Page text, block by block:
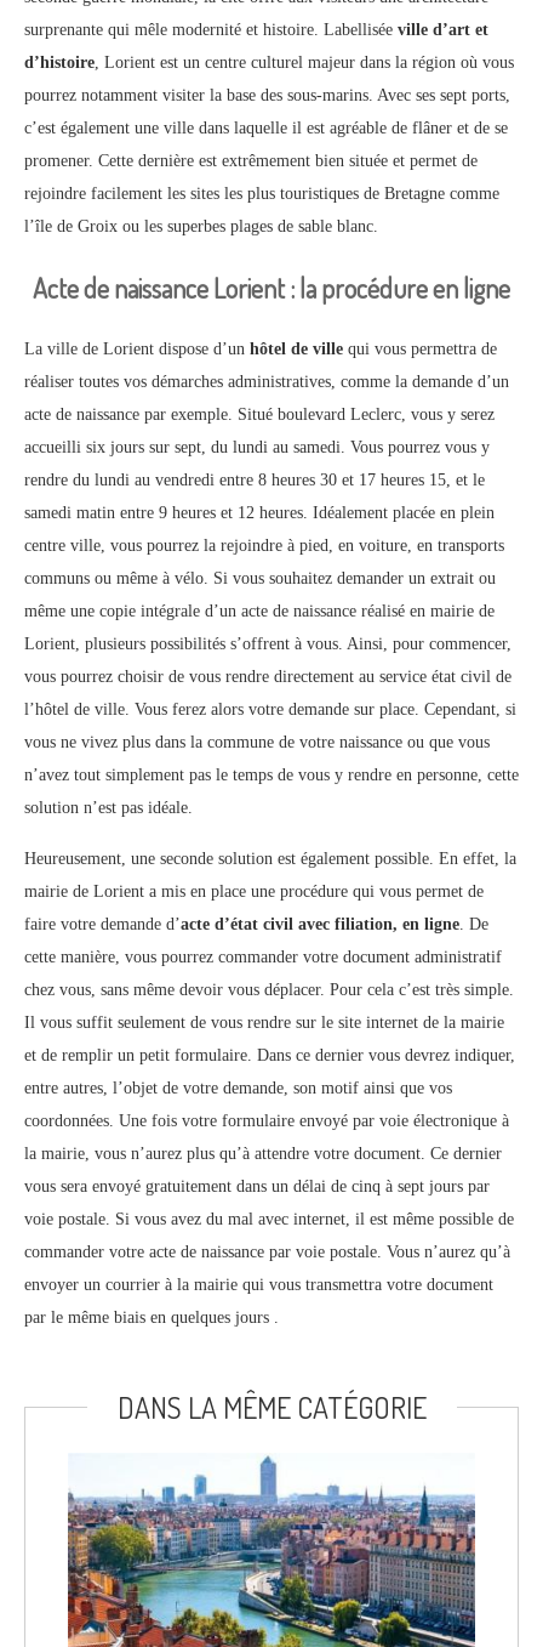
surprenante qui mêle modernité et histoire. Labellisée ville d’art et
d’histoire, Lorient est un centre culturel majeur dans la région où vous
pourrez notamment visiter la base des sous-marins. Avec ses sept ports,
c’est également une ville dans laquelle il est agréable de flâner et de se
promener. Cette dernière est extrêmement bien située et permet de
rejoindre facilement les sites les plus touristiques de Bretagne comme
l’île de Groix ou les superbes plages de sable blanc.
Acte de naissance Lorient : la procédure en ligne
La ville de Lorient dispose d’un hôtel de ville qui vous permettra de
réaliser toutes vos démarches administratives, comme la demande d’un
acte de naissance par exemple. Situé boulevard Leclerc, vous y serez
accueilli six jours sur sept, du lundi au samedi. Vous pourrez vous y
rendre du lundi au vendredi entre 8 heures 30 et 17 heures 15, et le
samedi matin entre 9 heures et 12 heures. Idéalement placée en plein
centre ville, vous pourrez la rejoindre à pied, en voiture, en transports
communs ou même à vélo. Si vous souhaitez demander un extrait ou
même une copie intégrale d’un acte de naissance réalisé en mairie de
Lorient, plusieurs possibilités s’offrent à vous. Ainsi, pour commencer,
vous pourrez choisir de vous rendre directement au service état civil de
l’hôtel de ville. Vous ferez alors votre demande sur place. Cependant, si
vous ne vivez plus dans la commune de votre naissance ou que vous
n’avez tout simplement pas le temps de vous y rendre en personne, cette
solution n’est pas idéale.
Heureusement, une seconde solution est également possible. En effet, la
mairie de Lorient a mis en place une procédure qui vous permet de
faire votre demande d’acte d’état civil avec filiation, en ligne. De
cette manière, vous pourrez commander votre document administratif
chez vous, sans même devoir vous déplacer. Pour cela c’est très simple.
Il vous suffit seulement de vous rendre sur le site internet de la mairie
et de remplir un petit formulaire. Dans ce dernier vous devrez indiquer,
entre autres, l’objet de votre demande, son motif ainsi que vos
coordonnées. Une fois votre formulaire envoyé par voie électronique à
la mairie, vous n’aurez plus qu’à attendre votre document. Ce dernier
vous sera envoyé gratuitement dans un délai de cinq à sept jours par
voie postale. Si vous avez du mal avec internet, il est même possible de
commander votre acte de naissance par voie postale. Vous n’aurez qu’à
envoyer un courrier à la mairie qui vous transmettra votre document
par le même biais en quelques jours .
DANS LA MÊME CATÉGORIE